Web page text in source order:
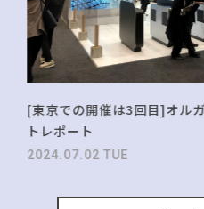
[東京での開催は3回目]オル
トレポート
2024.07.02 TUE